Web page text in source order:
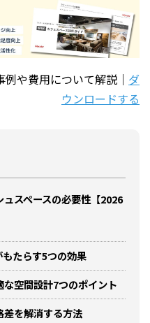
や費用について解説｜ ダ
ウンロードする
スペースの必要性【2026
もたらす5つの効果
空間設計7つのポイント
を解消する方法